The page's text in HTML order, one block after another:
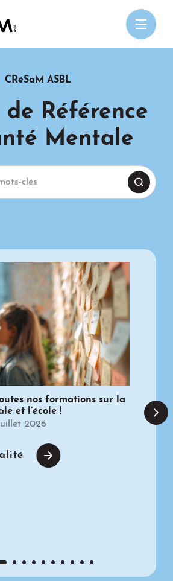
CRéSaM ASBL
de Référence
Mentale
nos formations sur la
et l’école !
2026
Le
en